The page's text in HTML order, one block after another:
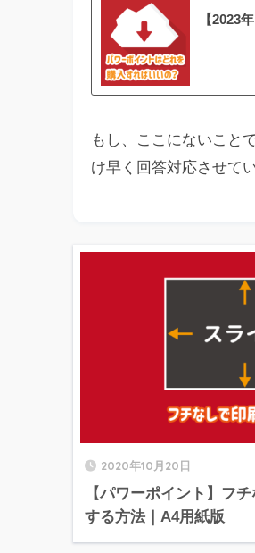
【2023
もし、ここにないこと
け早く回答対応させて
2020年10月20日
【パワーポイント】フ
する方法｜A4用紙版